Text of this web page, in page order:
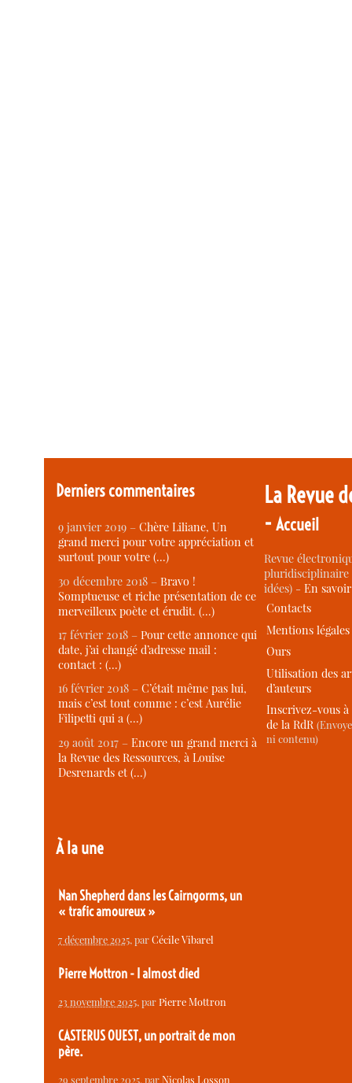
Derniers commentaires
9 janvier 2019 –Chère Liliane, Un
grand merci pour votre appréciation et
surtout pour votre (…)
30 décembre 2018 –Bravo !
Somptueuse et riche présentation de ce
merveilleux poète et érudit. (…)
17 février 2018 –Pour cette annonce qui
date, j’ai changé d’adresse mail :
contact : (…)
16 février 2018 –C’était même pas lui,
mais c’est tout comme : c’est Aurélie
Filipetti qui a (…)
29 août 2017 –Encore un grand merci à
la Revue des Ressources, à Louise
Desrenards et (…)
À la une
Nan Shepherd dans les Cairngorms, un
« trafic amoureux »
7 décembre 2025, parCécile Vibarel
Pierre Mottron - I almost died
23 novembre 2025, parPierre Mottron
CASTERUS OUEST, un portrait de mon
père.
29 septembre 2025, parNicolas Losson
La Revue
-Accueil
Revue
idées) -En
Contacts
Mentions légales
Ours
Utilisation des
d’auteurs
Inscrivez-vous
de la RdR
ni contenu)